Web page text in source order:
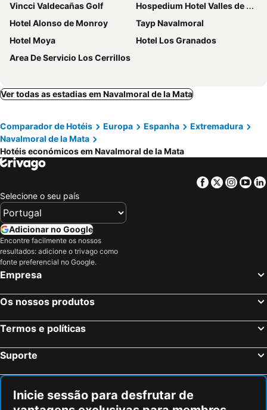
Vincci Valdecañas Golf
Hospedium Hotel Valles de Gredos Golf
Hotel Alonso de Monroy
Tayp Navalmoral
Hotel Moya
Hotel Los Granados
Area De Servicio Los Cerrillos
Ver todas as estadias em Navalmoral de la Mata
Comparador de Hotéis Europa Espanha
Extremadura
Navalmoral de la Mata
Hotéis económicos em Navalmoral de la Mata
Facebook
Twitter
Selecione o seu país
Adicionar no Google
Encontre facilmente os nossos
resultados: adicione o trivago como
fonte preferencial no Google.
Empresa
Os nossos produtos
Termos e políticas
Suporte
Inicie sessão para desfrutar de